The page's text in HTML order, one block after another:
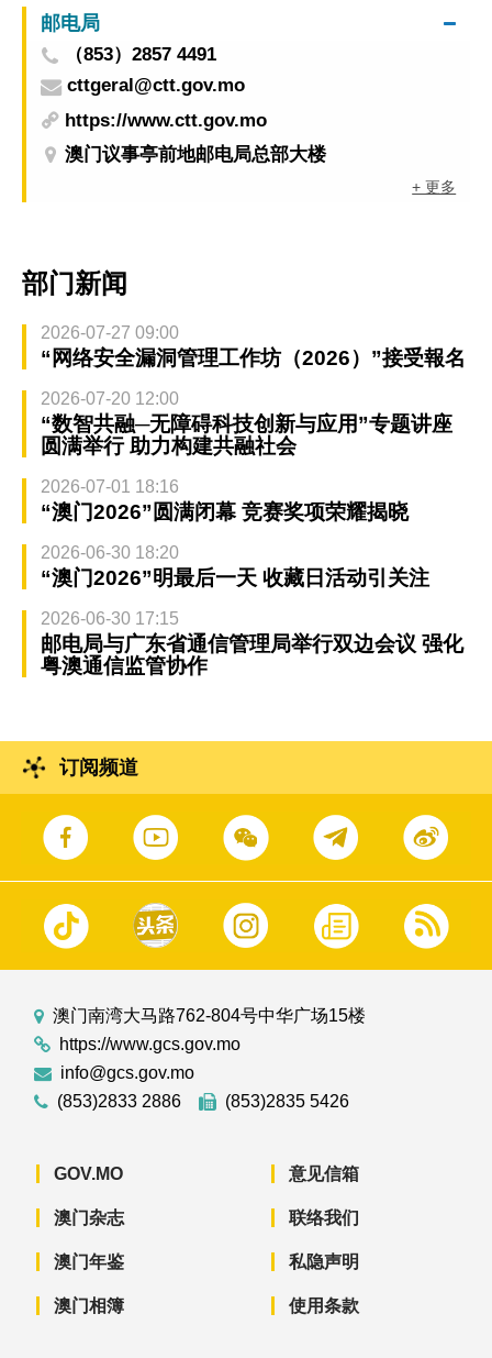
邮电局
（853）2857 4491
cttgeral@ctt.gov.mo
https://www.ctt.gov.mo
澳门议事亭前地邮电局总部大楼
+ 更多
部门新闻
2026-07-27 09:00
“网络安全漏洞管理工作坊（2026）”接受報名
2026-07-20 12:00
“数智共融─无障碍科技创新与应用”专题讲座
圆满举行 助力构建共融社会
2026-07-01 18:16
“澳门2026”圆满闭幕 竞赛奖项荣耀揭晓
2026-06-30 18:20
“澳门2026”明最后一天 收藏日活动引关注
2026-06-30 17:15
邮电局与广东省通信管理局举行双边会议 强化
粤澳通信监管协作
订阅频道
澳门南湾大马路762-804号中华广场15楼
https://www.gcs.gov.mo
info@gcs.gov.mo
(853)2833 2886
(853)2835 5426
GOV.MO
澳门杂志
澳门年鉴
澳门相簿
意见信箱
联络我们
私隐声明
使用条款